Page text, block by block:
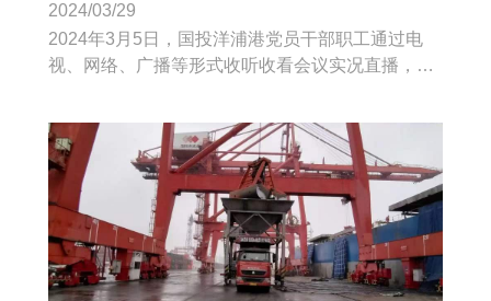
2024/03/29
2024年3月5日，国投洋浦港党员干部职工通过电
视、网络、广播等形式收听收看会议实况直播，赋